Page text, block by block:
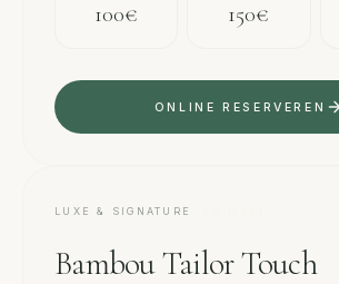
100€ 150€
ONLINE RESERVEREN
LUXE & SIGNATURE
Bambou Tailor Touch